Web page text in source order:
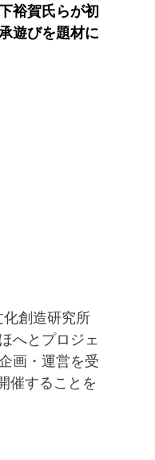
裕賀氏らが初
遊びを題材に
創造研究所
へとプロジェ
画・運営を受
催することを